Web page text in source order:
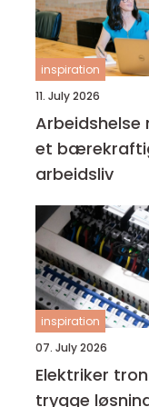
inspiration
11. July 2026
Arbeidshelse nøkkelen til
et
arbeidsliv
inspiration
07. July 2026
Elektriker
trygge